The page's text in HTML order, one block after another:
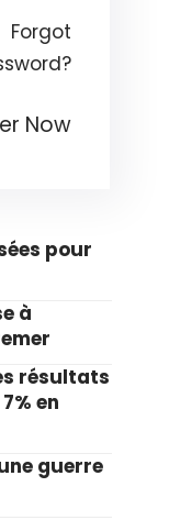
Forgot
Now
pour
à
résultats
en
guerre